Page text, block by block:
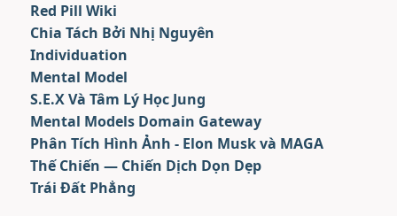
Red Pill Wiki
Chia Tách Bởi Nhị Nguyên
Individuation
Mental Model
S.E.X Và Tâm Lý Học Jung
Mental Models Domain Gateway
Phân Tích Hình Ảnh - Elon Musk và MAGA
Thế Chiến — Chiến Dịch Dọn Dẹp
Trái Đất Phẳng